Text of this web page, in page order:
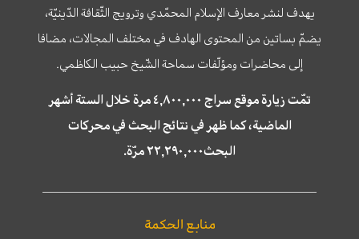
يهدف لنشر معارف الإسلام المحمّدي وترويج الثّقافة الدّينيّة،
يضمّ بساتين من المحتوى الهادف في مختلف المجالات، مضافا
إلى محاضرات ومؤلّفات سماحة الشّيخ حبيب الكاظمي.
تمّت زيارة موقع سراج ٤,٨٠٠,٠٠٠ مرة خلال الستة أشهر
الماضية، كما ظهر في نتائج البحث في محركات
البحث٢٢,٢٩٠,٠٠٠ مرّة.
منابع الحكمة